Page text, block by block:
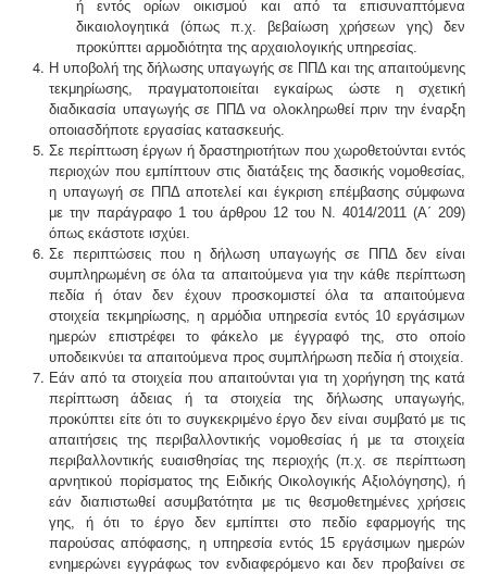
ή εντός ορίων οικισμού και από τα επισυνα­πτόμενα
δικαιολογητικά (όπως π.χ. βεβαίωση χρήσεων γης) δεν
προκύπτει αρμοδιότητα της αρχαιολογικής υπηρεσίας.
Η υποβολή της δήλωσης υπαγωγής σε ΠΠΔ και της απαιτούμενης
τεκμηρίωσης, πραγ­ματοποιείται εγκαίρως ώστε η σχετική
διαδικασία υπαγωγής σε ΠΠΔ να ολοκληρωθεί πριν την έναρξη
οποιασδήποτε εργασίας κατασκευής.
Σε περίπτωση έργων ή δραστηριοτήτων που χωροθετούνται εντός
περιοχών που εμπίπτουν στις διατάξεις της δασικής νομοθεσίας,
η υπαγωγή σε ΠΠΔ αποτελεί και έγκριση επέμβασης σύμφωνα
με την παράγραφο 1 του άρθρου 12 του Ν. 4014/2011 (Α΄ 209)
όπως εκάστοτε ισχύει.
Σε περιπτώσεις που η δήλωση υπαγωγής σε ΠΠΔ δεν είναι
συμπληρωμένη σε όλα τα απαιτούμενα για την κάθε περίπτωση
πεδία ή όταν δεν έχουν προσκομιστεί όλα τα απαιτούμενα
στοιχεία τεκμηρίωσης, η αρμόδια υπηρεσία εντός 10 εργάσι­μων
ημερών επιστρέφει το φάκελο με έγγραφό της, στο οποίο
υποδεικνύει τα απαιτούμενα προς συμπλήρωση πεδία ή στοιχεία.
Εάν από τα στοιχεία που απαιτούνται για τη χο­ρήγηση της κατά
περίπτωση άδειας ή τα στοιχεία της δήλωσης υπαγωγής,
προκύπτει είτε ότι το συγκεκριμένο έργο δεν είναι συμβατό με τις
απαιτήσεις της περιβαλ­λοντικής νομοθεσίας ή με τα στοιχεία
περιβαλλοντικής ευαισθησίας της περιοχής (π.χ. σε περίπτωση
αρνητικού πορίσματος της Ειδικής Οικολογικής Αξιολόγησης), ή
εάν διαπιστωθεί ασυμβατότητα με τις θεσμοθετημέ­νες χρήσεις
γης, ή ότι το έργο δεν εμπίπτει στο πεδίο εφαρμογής της
παρούσας απόφασης, η υπηρεσία εντός 15 εργάσιμων ημερών
ενημερώνει εγγράφως τον ενδιαφερόμενο και δεν προβαίνει σε